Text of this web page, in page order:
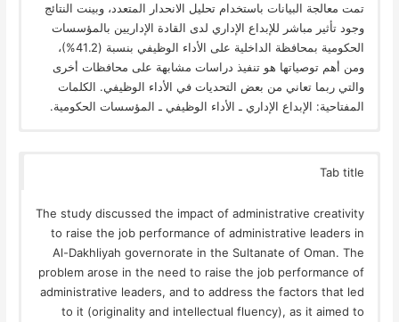
تمت معالجة البيانات باستخدام تحليل الانحدار المتعدد، وبينت النتائج
وجود تأثير مباشر للإبداع الإداري لدى القادة الإداريين بالمؤسسات
الحكومية بمحافظة الداخلية على الأداء الوظيفي بنسبة (41.2%)،
ومن أهم توصياتها هو تنفيذ دراسات مشابهة على محافظات أخرى
والتي ربما تعاني من بعض التحديات في الأداء الوظيفي. الكلمات
المفتاحية: الإبداع الإداري ـ الأداء الوظيفي ـ المؤسسات الحكومية.
Tab title
The study discussed the impact of administrative creativity
to raise the job performance of administrative leaders in
Al-Dakhliyah governorate in the Sultanate of Oman. The
problem arose in the need to raise the job performance of
administrative leaders, and to address the factors that led
to it (originality and intellectual fluency), as it aimed to